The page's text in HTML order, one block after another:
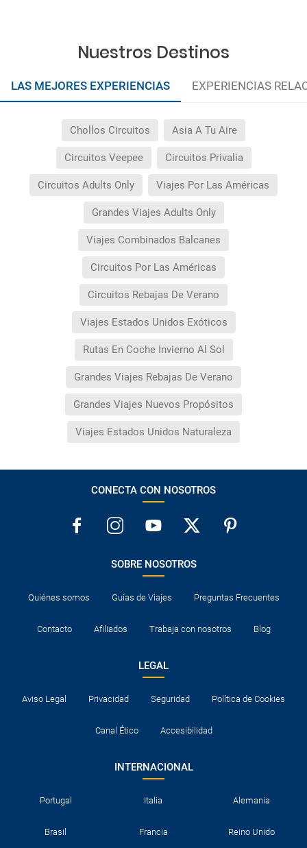
Nuestros Destinos
LAS MEJORES EXPERIENCIAS EXPERIENCIAS
Chollos Circuitos Asia A Tu Aire
Circuitos Veepee Circuitos Privalia
Circuitos Adults Only Viajes Por Las Américas
Grandes Viajes Adults Only
Viajes Combinados Balcanes
Circuitos Por Las Américas
Circuitos Rebajas De Verano
Viajes Estados Unidos Exóticos
Rutas En Coche Invierno Al Sol
Grandes Viajes Rebajas De Verano
Grandes Viajes Nuevos Propósitos
Viajes Estados Unidos Naturaleza
CONECTA CON NOSOTROS
SOBRE NOSOTROS
Quiénes somos Guías de Viajes Preguntas Frecuentes
Contacto Afiliados Trabaja con nosotros Blog
LEGAL
Aviso Legal Privacidad Seguridad Política de Cookies
Canal Ético Accesibilidad
INTERNACIONAL
Portugal Italia Alemania
Brasil Francia Reino Unido